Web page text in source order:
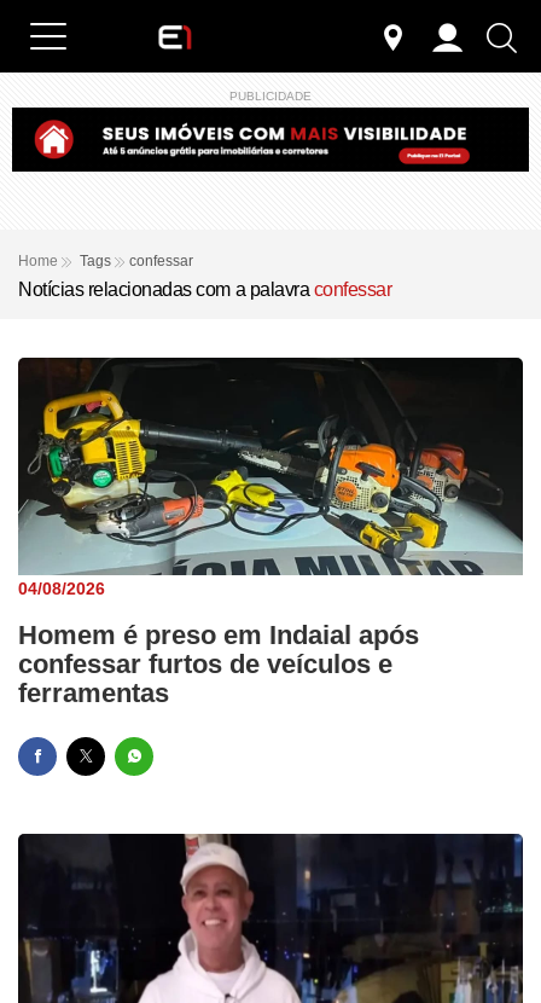
PUBLICIDADE
Home Tags confessar
Notícias relacionadas com a palavra confessar
04/08/2026
Homem é preso em Indaial após
confessar furtos de veículos e
ferramentas